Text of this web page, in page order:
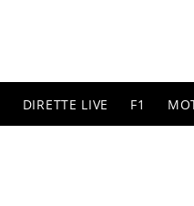
DIRETTE LIVE F1